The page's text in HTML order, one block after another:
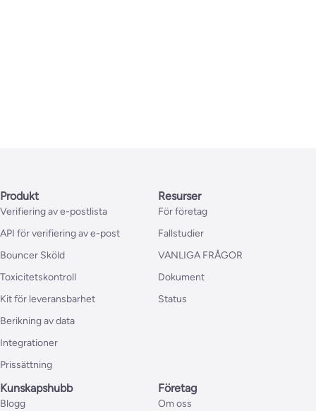
Produkt
Verifiering av e-postlista
API för verifiering av e-post
Bouncer Sköld
Toxicitetskontroll
Kit för leveransbarhet
Berikning av data
Integrationer
Prissättning
Resurser
För företag
Fallstudier
VANLIGA FRÅGOR
Dokument
Status
Kunskapshubb
Blogg
Företag
Om oss